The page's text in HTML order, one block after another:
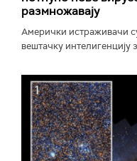
размножавају
Амерички истраживачи
вештачку интелигенцију